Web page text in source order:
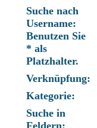
Suche nach
Username:
Benutzen Sie
* als
Platzhalter.
Verknüpfung:
Kategorie:
Suche in
Feldern: